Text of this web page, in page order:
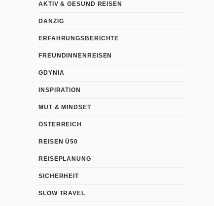
AKTIV & GESUND REISEN
DANZIG
ERFAHRUNGSBERICHTE
FREUNDINNENREISEN
GDYNIA
INSPIRATION
MUT & MINDSET
ÖSTERREICH
REISEN Ü50
REISEPLANUNG
SICHERHEIT
SLOW TRAVEL